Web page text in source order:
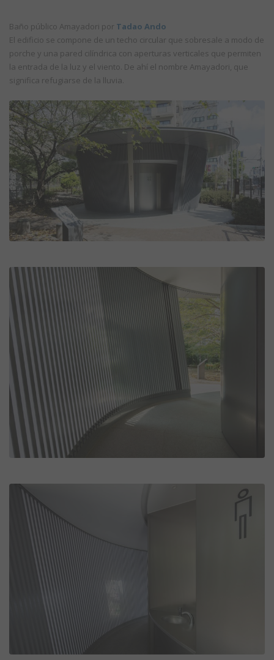
Baño público Amayadori por Tadao Ando
El edificio se compone de un techo circular que sobresale a modo de
porche y una pared cilíndrica con aperturas verticales que permiten
la entrada de la luz y el viento. De ahí el nombre Amayadori, que
significa refugiarse de la lluvia.